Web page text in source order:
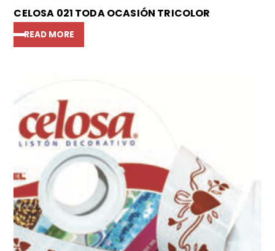
CELOSA 021 TODA OCASIÓN TRICOLOR
READ MORE